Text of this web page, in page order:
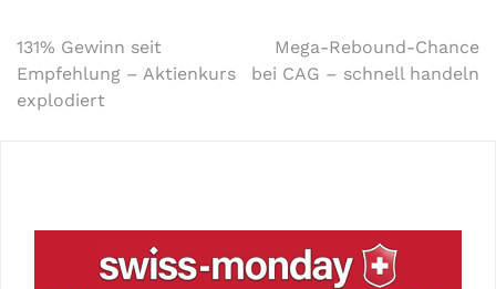
131% Gewinn seit
Empfehlung – Aktienkurs
explodiert
Mega-Rebound-Chance
bei CAG – schnell handeln